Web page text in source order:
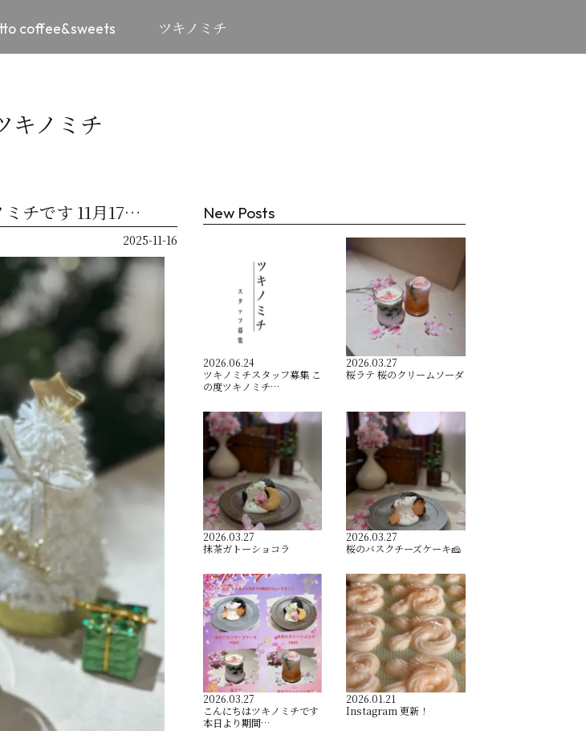
coffee&sweets ツキノミチ
キノミチ
チです️ 11月17…
2025-11-16
New Posts
2026.06.24
ツキノミチスタッフ募集 こ
の度ツキノミチ…
2026.03.27
桜ラテ 桜のクリームソーダ
2026.03.27
抹茶ガトーショコラ
2026.03.27
桜のバスクチーズケーキ🧀
2026.03.27
こんにちはツキノミチです️
本日より期間…
2026.01.21
Instagram 更新！